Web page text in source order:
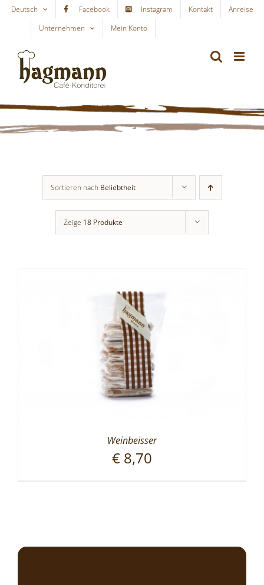
Skip
content
Deutsch Facebook Instagram Kontakt
Anreise
Unternehmen
Mein Konto
Sortieren nach Beliebtheit
Zeige 18 Produkte
Weinbeisser
€ 8,70